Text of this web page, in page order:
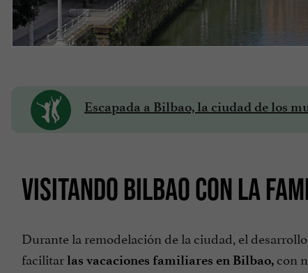
Escapada a Bilbao, la ciudad de los
VISITANDO BILBAO CON LA
Durante la remodelación de la ciudad, el
facilitarlas vacaciones familiares en Bilbao, con